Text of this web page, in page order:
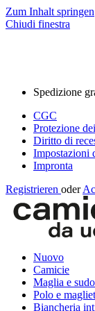
Zum Inhalt springen
Chiudi finestra
Spedizione
CGC
Protezione
Diritto di
Impostazioni
Impronta
Registrieren oder
Nuovo
Camicie
Maglia e
Polo e
Biancheria